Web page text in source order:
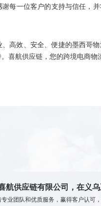
每一位客户的支持与信任，
高效、安全、便捷的墨西哥
喜航供应链，您的跨境电商物
航供应链有限公司，在义
业团队和优质服务，赢得客户认可